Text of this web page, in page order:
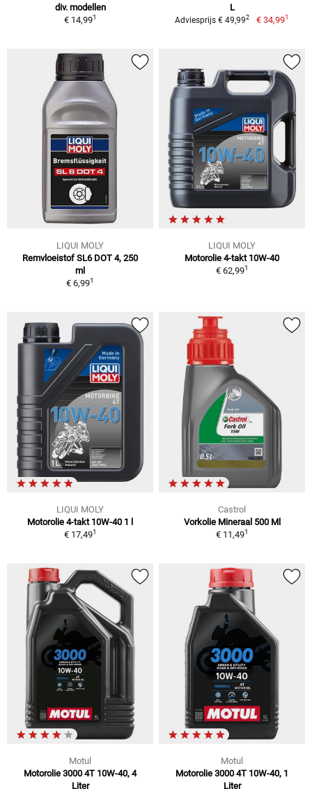
div. modellen
€ 14,991
L
Adviesprijs € 49,992 € 34,991
LIQUI MOLY
Remvloeistof SL6 DOT 4, 250
ml
€ 6,991
LIQUI MOLY
Motorolie 4-takt 10W-40
€ 62,991
LIQUI MOLY
Motorolie 4-takt 10W-40 1 l
€ 17,491
Castrol
Vorkolie Mineraal 500 Ml
€ 11,491
Motul
Motorolie 3000 4T 10W-40, 4
Liter
Motul
Motorolie 3000 4T 10W-40, 1
Liter